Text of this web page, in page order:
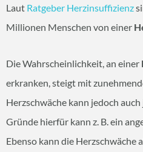
Laut Ratgeber Herzinsuffizienz
Millionen Menschen von einer
Die Wahrscheinlichkeit, an einer
erkranken, steigt mit
Herzschwäche kann jedoch
Gründe hierfür kann z. B. ein
Ebenso kann die Herzschwäche